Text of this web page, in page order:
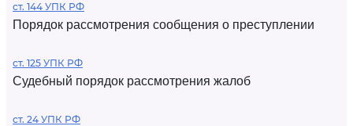
ст. 144 УПК РФ
Порядок рассмотрения сообщения о преступлении
ст. 125 УПК РФ
Судебный порядок рассмотрения жалоб
ст. 24 УПК РФ